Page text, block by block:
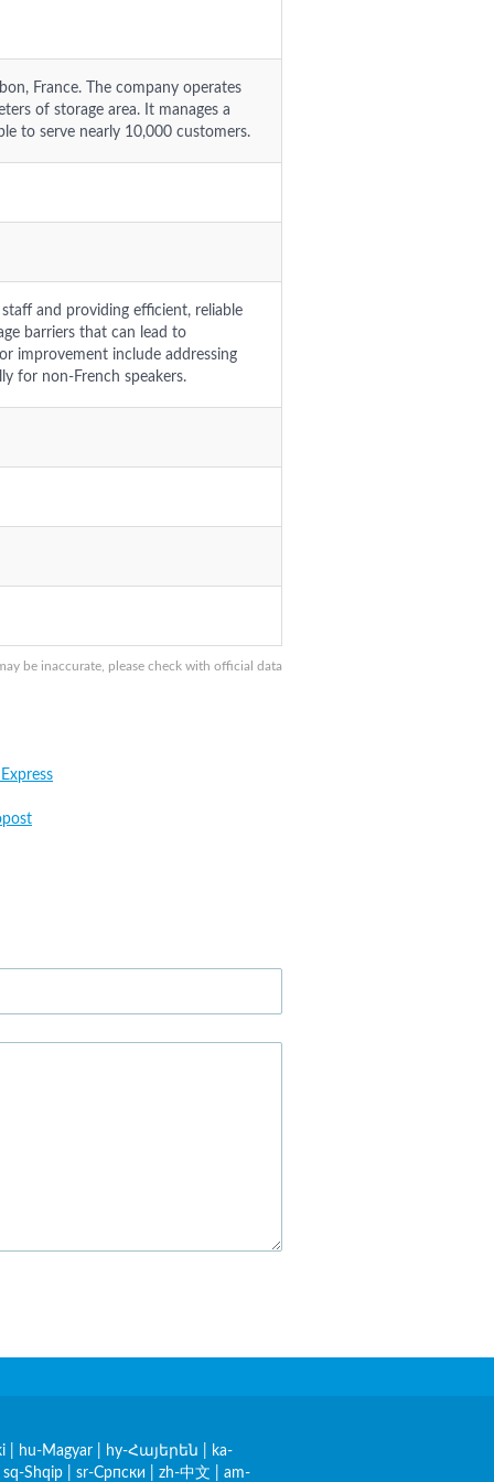
be inaccurate, please check with official data
France. The company operates
of storage area. It manages a
to serve nearly 10,000 customers.
and providing efficient, reliable
barriers that can lead to
improvement include addressing
for non-French speakers.
hu-Magyar hy-Հայերեն
ka-
sq-Shqip sr-Српски zh-中文 am-